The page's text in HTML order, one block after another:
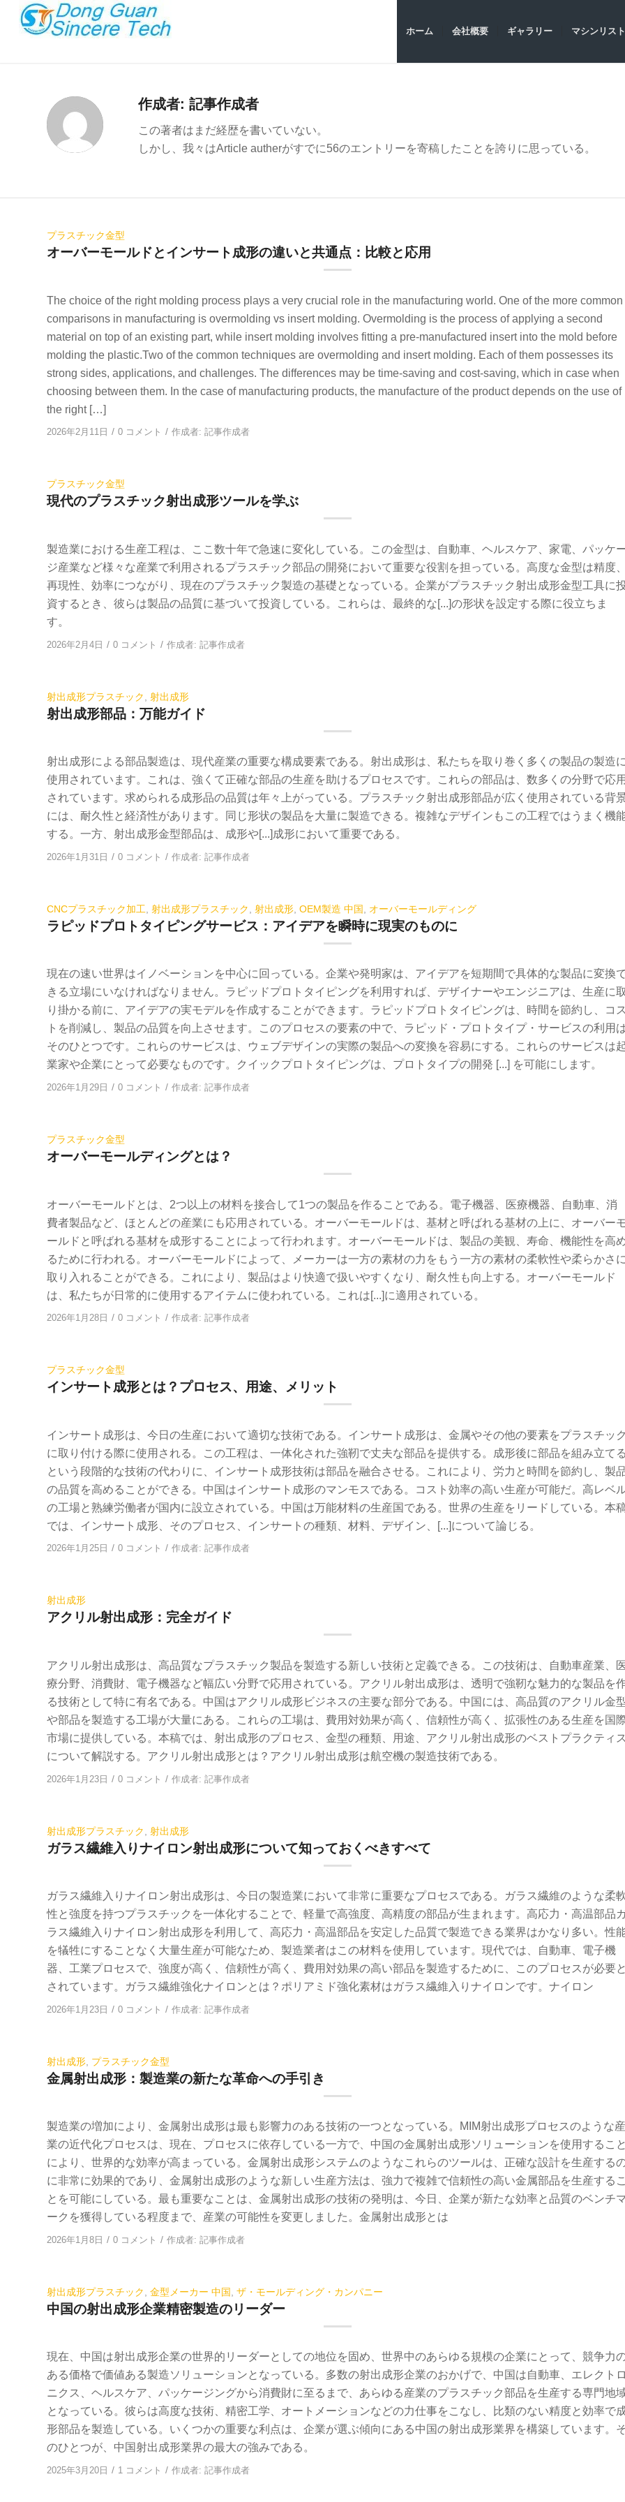
ホーム 会社概要 ギャラリー マシンリスト
作成者: 記事作成者
この著者はまだ経歴を書いていない。
しかし、我々はArticle autherがすでに56のエントリーを寄稿したことを誇りに思っている。
プラスチック金型
オーバーモールドとインサート成形の違いと共通点：比較と応用
The choice of the right molding process plays a very crucial role in the manufacturing world. One of the more common
comparisons in manufacturing is overmolding vs insert molding. Overmolding is the process of applying a second
material on top of an existing part, while insert molding involves fitting a pre-manufactured insert into the mold before
molding the plastic.Two of the common techniques are overmolding and insert molding. Each of them possesses its
strong sides, applications, and challenges. The differences may be time-saving and cost-saving, which in case when
choosing between them. In the case of manufacturing products, the manufacture of the product depends on the use of
the right […]
2026年2月11日 / 0 コメント / 作成者: 記事作成者
プラスチック金型
現代のプラスチック射出成形ツールを学ぶ
製造業における生産工程は、ここ数十年で急速に変化している。この金型は、自動車、ヘルスケア、家電、パッケ
ジ産業など様々な産業で利用されるプラスチック部品の開発において重要な役割を担っている。高度な金型は精度、
再現性、効率につながり、現在のプラスチック製造の基礎となっている。企業がプラスチック射出成形金型工具に
資するとき、彼らは製品の品質に基づいて投資している。これらは、最終的な[...]の形状を設定する際に役立ちま
す。
2026年2月4日 / 0 コメント / 作成者: 記事作成者
射出成形プラスチック 射出成形
射出成形部品：万能ガイド
射出成形による部品製造は、現代産業の重要な構成要素である。射出成形は、私たちを取り巻く多くの製品の製造に
使用されています。これは、強くて正確な部品の生産を助けるプロセスです。これらの部品は、数多くの分野で応用
されています。求められる成形品の品質は年々上がっている。プラスチック射出成形部品が広く使用されている背
には、耐久性と経済性があります。同じ形状の製品を大量に製造できる。複雑なデザインもこの工程ではうまく機
する。一方、射出成形金型部品は、成形や[...]成形において重要である。
2026年1月31日 / 0 コメント / 作成者: 記事作成者
CNCプラスチック加工 射出成形プラスチック 射出成形 OEM製造 中国 オーバーモールディング
ラピッドプロトタイピングサービス：アイデアを瞬時に現実のものに
現在の速い世界はイノベーションを中心に回っている。企業や発明家は、アイデアを短期間で具体的な製品に変換
きる立場にいなければなりません。ラピッドプロトタイピングを利用すれば、デザイナーやエンジニアは、生産に取
り掛かる前に、アイデアの実モデルを作成することができます。ラピッドプロトタイピングは、時間を節約し、コス
トを削減し、製品の品質を向上させます。このプロセスの要素の中で、ラピッド・プロトタイプ・サービスの利用
そのひとつです。これらのサービスは、ウェブデザインの実際の製品への変換を容易にする。これらのサービスは
業家や企業にとって必要なものです。クイックプロトタイピングは、プロトタイプの開発 [...] を可能にします。
2026年1月29日 / 0 コメント / 作成者: 記事作成者
プラスチック金型
オーバーモールディングとは？
オーバーモールドとは、2つ以上の材料を接合して1つの製品を作ることである。電子機器、医療機器、自動車、消
費者製品など、ほとんどの産業にも応用されている。オーバーモールドは、基材と呼ばれる基材の上に、オーバー
ールドと呼ばれる基材を成形することによって行われます。オーバーモールドは、製品の美観、寿命、機能性を高
るために行われる。オーバーモールドによって、メーカーは一方の素材の力をもう一方の素材の柔軟性や柔らかさに
取り入れることができる。これにより、製品はより快適で扱いやすくなり、耐久性も向上する。オーバーモールド
は、私たちが日常的に使用するアイテムに使われている。これは[...]に適用されている。
2026年1月28日 / 0 コメント / 作成者: 記事作成者
プラスチック金型
インサート成形とは？プロセス、用途、メリット
インサート成形は、今日の生産において適切な技術である。インサート成形は、金属やその他の要素をプラスチック
に取り付ける際に使用される。この工程は、一体化された強靭で丈夫な部品を提供する。成形後に部品を組み立てる
という段階的な技術の代わりに、インサート成形技術は部品を融合させる。これにより、労力と時間を節約し、製
の品質を高めることができる。中国はインサート成形のマンモスである。コスト効率の高い生産が可能だ。高レベ
の工場と熟練労働者が国内に設立されている。中国は万能材料の生産国である。世界の生産をリードしている。本
では、インサート成形、そのプロセス、インサートの種類、材料、デザイン、[...]について論じる。
2026年1月25日 / 0 コメント / 作成者: 記事作成者
射出成形
アクリル射出成形：完全ガイド
アクリル射出成形は、高品質なプラスチック製品を製造する新しい技術と定義できる。この技術は、自動車産業、
療分野、消費財、電子機器など幅広い分野で応用されている。アクリル射出成形は、透明で強靭な魅力的な製品を
る技術として特に有名である。中国はアクリル成形ビジネスの主要な部分である。中国には、高品質のアクリル金
や部品を製造する工場が大量にある。これらの工場は、費用対効果が高く、信頼性が高く、拡張性のある生産を国
市場に提供している。本稿では、射出成形のプロセス、金型の種類、用途、アクリル射出成形のベストプラクティス
について解説する。アクリル射出成形とは？アクリル射出成形は航空機の製造技術である。
2026年1月23日 / 0 コメント / 作成者: 記事作成者
射出成形プラスチック 射出成形
ガラス繊維入りナイロン射出成形について知っておくべきすべて
ガラス繊維入りナイロン射出成形は、今日の製造業において非常に重要なプロセスである。ガラス繊維のような柔
性と強度を持つプラスチックを一体化することで、軽量で高強度、高精度の部品が生まれます。高応力・高温部品
ラス繊維入りナイロン射出成形を利用して、高応力・高温部品を安定した品質で製造できる業界はかなり多い。性
を犠牲にすることなく大量生産が可能なため、製造業者はこの材料を使用しています。現代では、自動車、電子機
器、工業プロセスで、強度が高く、信頼性が高く、費用対効果の高い部品を製造するために、このプロセスが必要と
されています。ガラス繊維強化ナイロンとは？ポリアミド強化素材はガラス繊維入りナイロンです。ナイロン
2026年1月23日 / 0 コメント / 作成者: 記事作成者
射出成形 プラスチック金型
金属射出成形：製造業の新たな革命への手引き
製造業の増加により、金属射出成形は最も影響力のある技術の一つとなっている。MIM射出成形プロセスのような産
業の近代化プロセスは、現在、プロセスに依存している一方で、中国の金属射出成形ソリューションを使用すること
により、世界的な効率が高まっている。金属射出成形システムのようなこれらのツールは、正確な設計を生産する
に非常に効果的であり、金属射出成形のような新しい生産方法は、強力で複雑で信頼性の高い金属部品を生産するこ
とを可能にしている。最も重要なことは、金属射出成形の技術の発明は、今日、企業が新たな効率と品質のベンチ
ークを獲得している程度まで、産業の可能性を変更しました。金属射出成形とは
2026年1月8日 / 0 コメント / 作成者: 記事作成者
射出成形プラスチック 金型メーカー 中国 ザ・モールディング・カンパニー
中国の射出成形企業精密製造のリーダー
現在、中国は射出成形企業の世界的リーダーとしての地位を固め、世界中のあらゆる規模の企業にとって、競争力
ある価格で価値ある製造ソリューションとなっている。多数の射出成形企業のおかげで、中国は自動車、エレクトロ
ニクス、ヘルスケア、パッケージングから消費財に至るまで、あらゆる産業のプラスチック部品を生産する専門地
となっている。彼らは高度な技術、精密工学、オートメーションなどの力仕事をこなし、比類のない精度と効率で
形部品を製造している。いくつかの重要な利点は、企業が選ぶ傾向にある中国の射出成形業界を構築しています。
のひとつが、中国射出成形業界の最大の強みである。
2025年3月20日 / 1 コメント / 作成者: 記事作成者